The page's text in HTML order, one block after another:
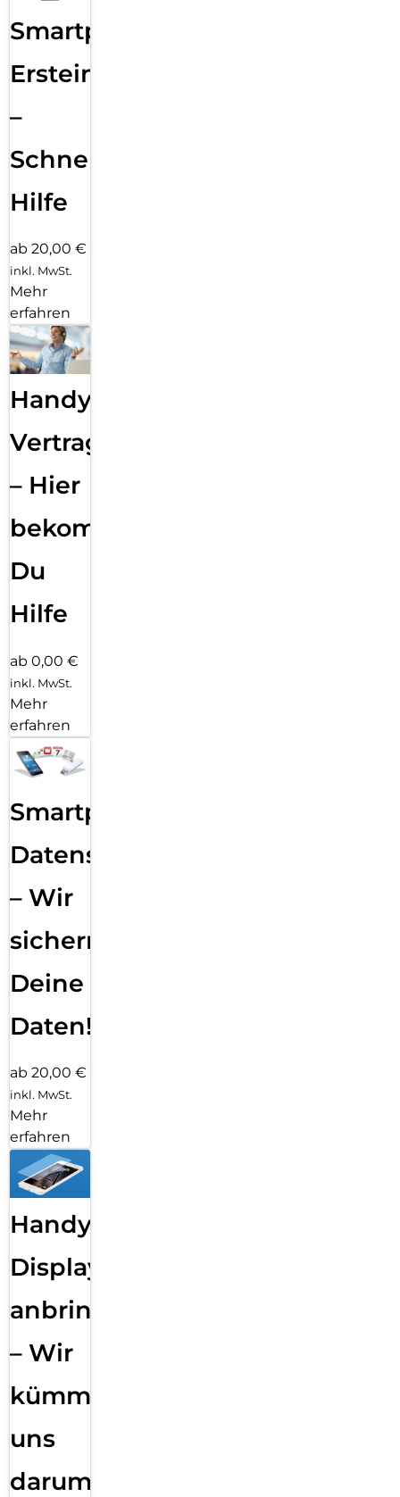
Smartphone
Ersteinrichtung
–
Schnelle
Hilfe
ab 20,00 €
inkl. MwSt.
Mehr
erfahren
Handy
Vertragsabwicklung
– Hier
bekommst
Du
Hilfe
ab 0,00 €
inkl. MwSt.
Mehr
erfahren
Smartphone
Datensicherung
– Wir
sichern
Deine
Daten!
ab 20,00 €
inkl. MwSt.
Mehr
erfahren
Handy
Displayfolie
anbringen
– Wir
kümmern
uns
darum!